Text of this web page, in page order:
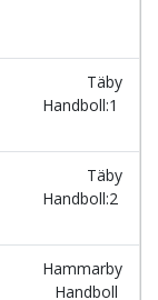
Täby
Handboll:1
Täby
Handboll:2
Hammarby
Handboll